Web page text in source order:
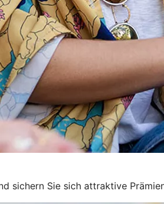
sichern Sie sich attraktive